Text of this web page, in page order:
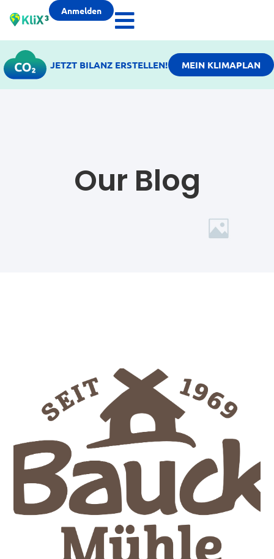
Anmelden
JETZT BILANZ ERSTELLEN! MEIN KLIMAPLAN
Our Blog